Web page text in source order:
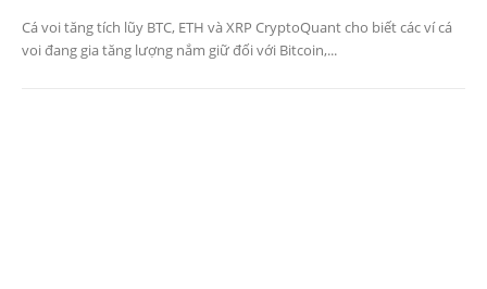
Cá voi tăng tích lũy BTC, ETH và XRP CryptoQuant cho biết các ví cá
voi đang gia tăng lượng nắm giữ đối với Bitcoin,...